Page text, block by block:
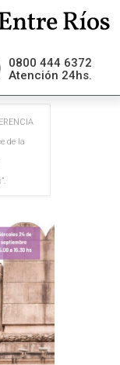
0800 444 6372
Atención 24hs.
de la